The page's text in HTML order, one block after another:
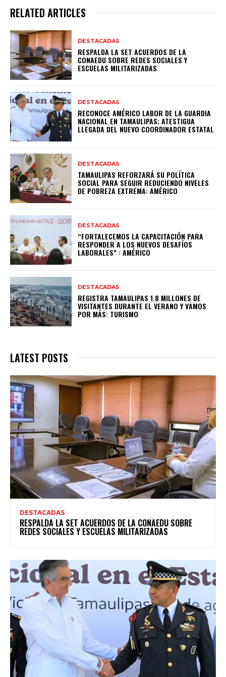
RELATED ARTICLES
DESTACADAS
RESPALDA LA SET ACUERDOS DE LA
CONAEDU SOBRE REDES SOCIALES Y
ESCUELAS MILITARIZADAS
DESTACADAS
RECONOCE AMÉRICO LABOR DE LA GUARDIA
NACIONAL EN TAMAULIPAS; ATESTIGUA
LLEGADA DEL NUEVO COORDINADOR ESTATAL
DESTACADAS
TAMAULIPAS REFORZARÁ SU POLÍTICA
SOCIAL PARA SEGUIR REDUCIENDO NIVELES
DE POBREZA EXTREMA: AMÉRICO
DESTACADAS
“FORTALECEMOS LA CAPACITACIÓN PARA
RESPONDER A LOS NUEVOS DESAFÍOS
LABORALES” : AMÉRICO
DESTACADAS
REGISTRA TAMAULIPAS 1.8 MILLONES DE
VISITANTES DURANTE EL VERANO Y VAMOS
POR MÁS: TURISMO
LATEST POSTS
DESTACADAS
RESPALDA LA SET ACUERDOS DE LA CONAEDU SOBRE
REDES SOCIALES Y ESCUELAS MILITARIZADAS